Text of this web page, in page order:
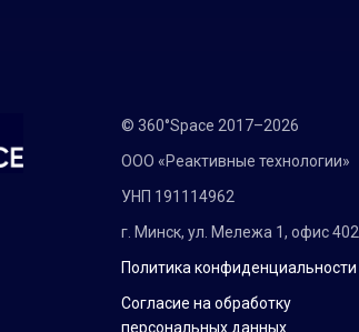
© 360°Space 2017–2026
ООО «Реактивные технологии»
УНП 191114962
г. Минск, ул. Мележа 1, офис 402
Политика конфиденциальности
Согласие на обработку
персональных данных